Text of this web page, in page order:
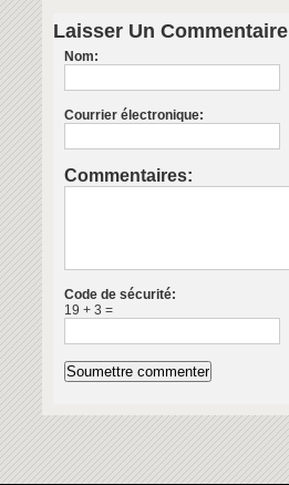
Laisser Un Commentaire
Nom:
Courrier électronique:
Commentaires:
Code de sécurité:
19 + 3 =